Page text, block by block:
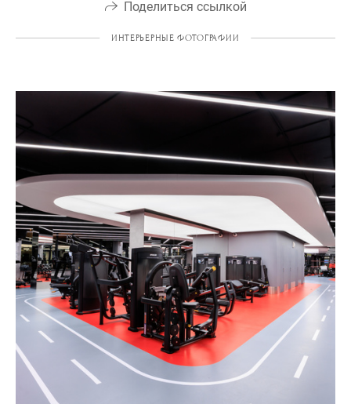
Поделиться ссылкой
ИНТЕРЬЕРНЫЕ ФОТОГРАФИИ